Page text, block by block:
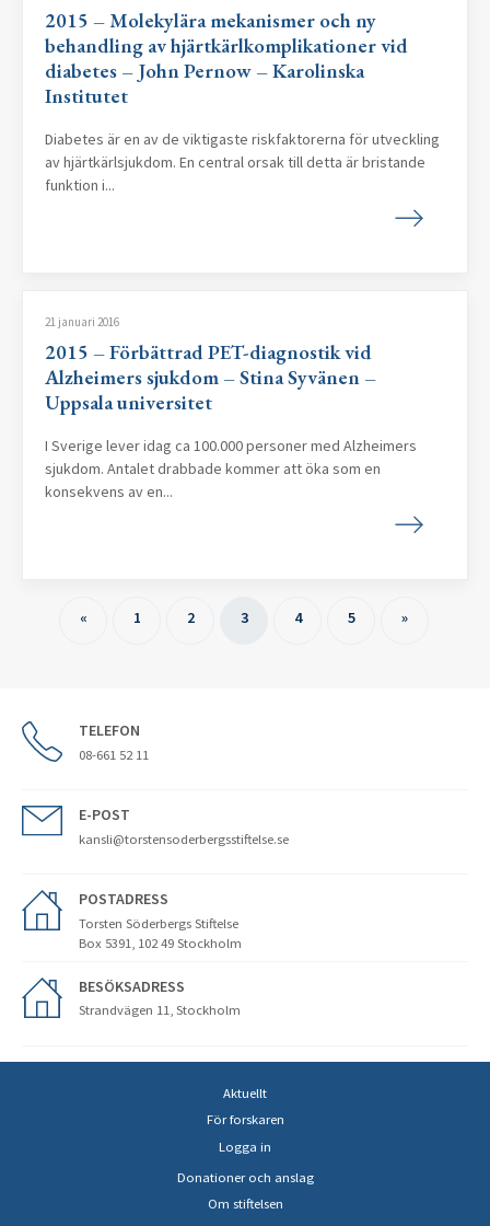
2015 – Molekylära mekanismer och ny
behandling av hjärtkärlkomplikationer vid
diabetes – John Pernow – Karolinska
Institutet
Diabetes är en av de viktigaste riskfaktorerna för utveckling
av hjärtkärlsjukdom. En central orsak till detta är bristande
funktion i...
21 januari 2016
2015 – Förbättrad PET-diagnostik vid
Alzheimers sjukdom – Stina Syvänen –
Uppsala universitet
I Sverige lever idag ca 100.000 personer med Alzheimers
sjukdom. Antalet drabbade kommer att öka som en
konsekvens av en...
« 1 2 3 4 5 »
TELEFON
08-661 52 11
E-POST
kansli@torstensoderbergsstiftelse.se
POSTADRESS
Torsten Söderbergs Stiftelse
Box 5391, 102 49 Stockholm
BESÖKSADRESS
Strandvägen 11, Stockholm
Aktuellt
För forskaren
Logga in
Donationer och anslag
Om stiftelsen